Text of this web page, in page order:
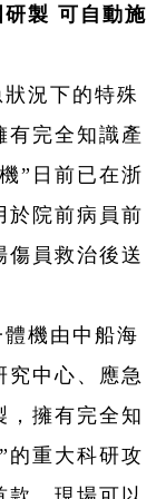
製 可自動施
況下的特殊
有完全知識產
”日前已在浙
於院前病員前
傷員救治後送
機由中船海
究中心、應急
，擁有完全知
的重大科研攻